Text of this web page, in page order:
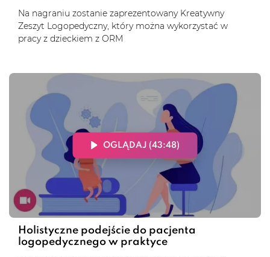
Na nagraniu zostanie zaprezentowany Kreatywny
Zeszyt Logopedyczny, który można wykorzystać w
pracy z dzieckiem z ORM
OGLĄDAJ (43:48)
Holistyczne podejście do pacjenta
logopedycznego w praktyce